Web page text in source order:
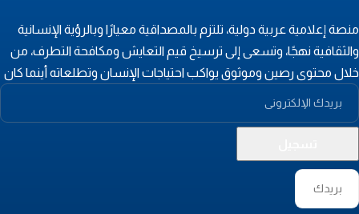
إعلامية عربية دولية، تلتزم بالمصداقية معيارًا وبالرؤية الإنسانية
نهجًا، وتسعى إلى ترسيخ قيم التعايش ومكافحة التطرف، من
محتوى رصين وموثوق يواكب احتياجات الإنسان وتطلعاته أينما كان